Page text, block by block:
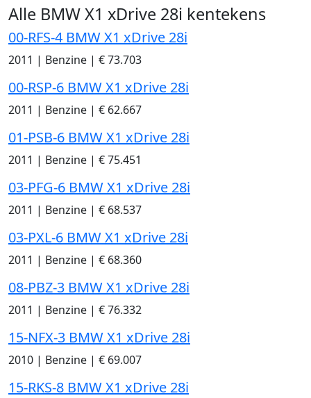
Alle BMW X1 xDrive 28i kentekens
00-RFS-4 BMW X1 xDrive 28i
2011 | Benzine | € 73.703
00-RSP-6 BMW X1 xDrive 28i
2011 | Benzine | € 62.667
01-PSB-6 BMW X1 xDrive 28i
2011 | Benzine | € 75.451
03-PFG-6 BMW X1 xDrive 28i
2011 | Benzine | € 68.537
03-PXL-6 BMW X1 xDrive 28i
2011 | Benzine | € 68.360
08-PBZ-3 BMW X1 xDrive 28i
2011 | Benzine | € 76.332
15-NFX-3 BMW X1 xDrive 28i
2010 | Benzine | € 69.007
15-RKS-8 BMW X1 xDrive 28i